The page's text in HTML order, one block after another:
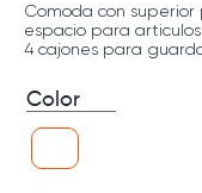
Comoda con
espacio para
4 cajones para
Color